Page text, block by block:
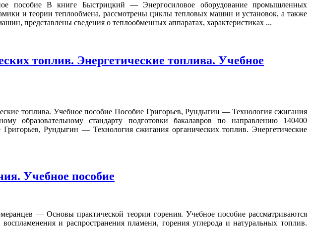
пособие В книге Быстрицкий — Энергосиловое оборудование промышленных
и теории теплообмена, рассмотрены циклы тепловых машин и установок, а также
представлены сведения о теплообменных аппаратах, характеристиках ...
топлив. Энергетические топлива. Учебное
топлива. Учебное пособие Пособие Григорьев, Рундыгин — Технология сжигания
образовательному стандарту подготовки бакалавров по направлению 140400
Рундыгин — Технология сжигания органических топлив. Энергетические
Учебное пособие
— Основы практической теории горения. Учебное пособие рассматриваются
и распространения пламени, горения углерода и натуральных топлив.